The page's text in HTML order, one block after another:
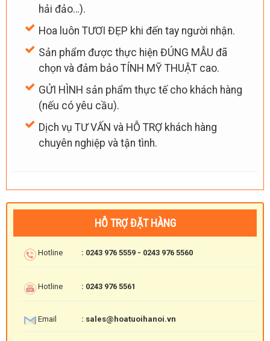
hải đảo…).
Hoa luôn TƯƠI ĐẸP khi đến tay người nhận.
Sản phẩm được thực hiện ĐÚNG MẪU đã
chọn và đảm bảo TÍNH MỸ THUẬT cao.
GỬI HÌNH sản phẩm thực tế cho khách hàng
(nếu có yêu cầu).
Dịch vụ TƯ VẤN và HỖ TRỢ khách hàng
chuyên nghiệp và tận tình.
HỖ TRỢ ĐẶT HÀNG
Hotline : 0243 976 5559 - 0243 976 5560
Hotline : 0243 976 5561
Email : sales@hoatuoihanoi.vn